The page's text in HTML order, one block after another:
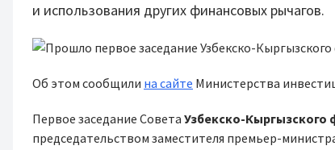
и использования других финансовых рычагов.
Об этом сообщили на сайте Министерства
Первое заседание Совета Узбекско-Кыргызского
председательством заместителя премьер-